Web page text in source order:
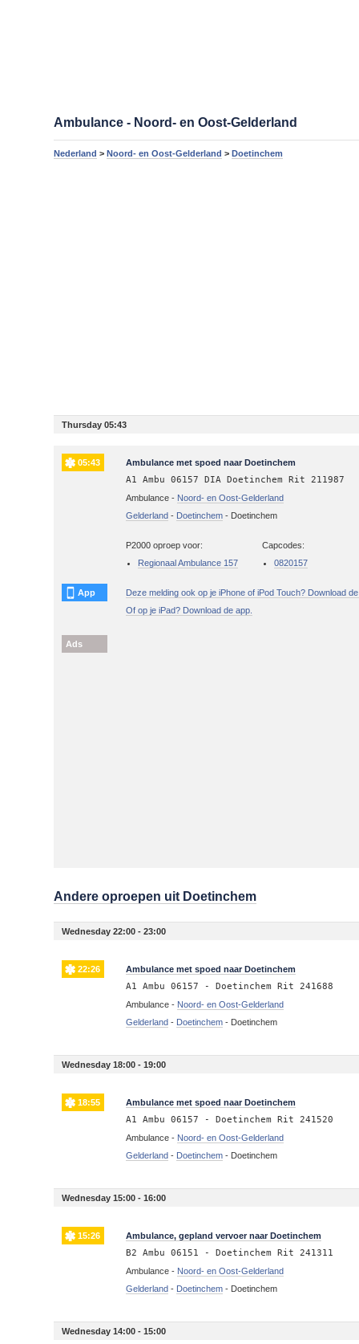
Ambulance - Noord- en Oost-Gelderland
Nederland >Noord- en Oost-Gelderland >Doetinchem
Thursday 05:43
05:43 Ambulance met spoed naar Doetinchem
A1 Ambu 06157 DIA Doetinchem Rit 211987
Ambulance - Noord- en Oost-Gelderland
Gelderland - Doetinchem - Doetinchem
P2000 oproep voor:
Regionaal Ambulance 157
Capcodes:
0820157
App
Deze melding ook op je iPhone of iPod Touch? Download
Of op je iPad? Download de app.
Ads
Andere oproepen uit Doetinchem
Wednesday 22:00 - 23:00
22:26 Ambulance met spoed naar Doetinchem
A1 Ambu 06157 - Doetinchem Rit 241688
Ambulance - Noord- en Oost-Gelderland
Gelderland - Doetinchem - Doetinchem
Wednesday 18:00 - 19:00
18:55 Ambulance met spoed naar Doetinchem
A1 Ambu 06157 - Doetinchem Rit 241520
Ambulance - Noord- en Oost-Gelderland
Gelderland - Doetinchem - Doetinchem
Wednesday 15:00 - 16:00
15:26 Ambulance, gepland vervoer naar Doetinchem
B2 Ambu 06151 - Doetinchem Rit 241311
Ambulance - Noord- en Oost-Gelderland
Gelderland - Doetinchem - Doetinchem
Wednesday 14:00 - 15:00